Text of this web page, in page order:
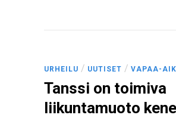
URHEILU / UUTISET / VAPAA-
Tanssi on toimiva
liikuntamuoto